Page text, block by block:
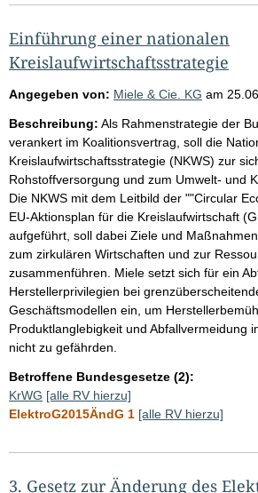
Einführung einer nationalen
Kreislaufwirtschaftsstrategie
Angegeben von: Miele & Cie. KG am
Beschreibung: Als Rahmenstrategie der
verankert im Koalitionsvertrag, soll die
Kreislaufwirtschaftsstrategie (NKWS) zur
Rohstoffversorgung und zum Umwelt- und
Die NKWS mit dem Leitbild der ""Circular
EU-Aktionsplan für die Kreislaufwirtschaft
aufgeführt, soll dabei Ziele und
zum zirkulären Wirtschaften und zur
zusammenführen. Miele setzt sich für ein
Herstellerprivilegien bei
Geschäftsmodellen ein, um
Produktlanglebigkeit und Abfallvermeidung
nicht zu gefährden.
Betroffene Bundesgesetze (2):
KrWG [alle RV hierzu]
ElektroG2015ÄndG 1 [alle RV hierzu]
3. Gesetz zur Änderung des